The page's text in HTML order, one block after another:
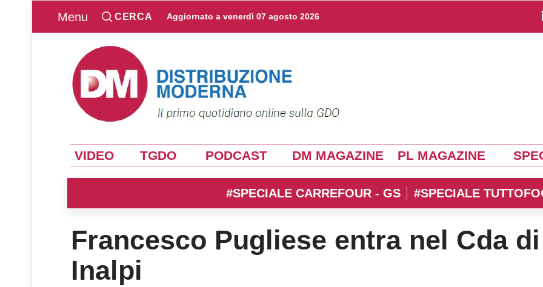
Menu CERCA Aggiornato a venerdì 07 agosto 2026
VIDEO TGDO PODCAST DM MAGAZINE PL MAGAZINE
#SPECIALE CARREFOUR - GS #SPECIALE
Francesco Pugliese entra nel Cda di
Inalpi